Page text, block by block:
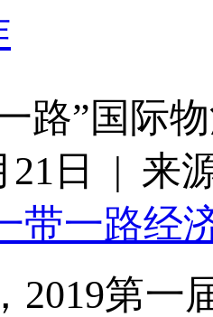
路”国际
21日 | 来
带一路经
2019第一